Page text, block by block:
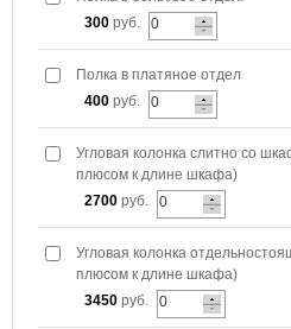
300 руб.
Полка в платяное отдел
400 руб.
Угловая колонка слитно со
плюсом к длине шкафа)
2700 руб.
Угловая колонка
плюсом к длине шкафа)
3450 руб.